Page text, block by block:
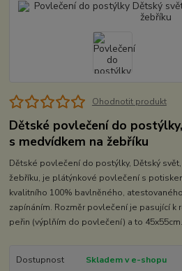
Ohodnotit produkt
Dětské povlečení do
s medvídkem na žebříku
Dětské povlečení do postýlky, Dětský
žebříku, je plátýnkové povlečení s
kvalitního 100% bavlněného,
zapínáním. Rozměr povlečení je pasující k
peřin (výplňím do povlečení) a to
Dostupnost Skladem v e-shopu